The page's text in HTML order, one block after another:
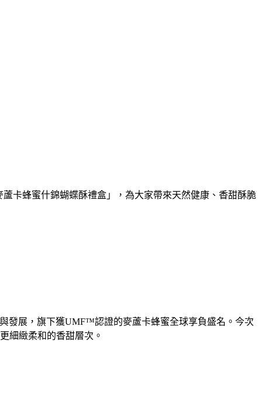
卡蜂蜜什錦蝴蝶酥禮盒」，為大家帶來天然健康、香甜酥脆
發展，旗下獲UMF™認證的麥蘆卡蜂蜜全球享負盛名。今次
細緻柔和的香甜層次。